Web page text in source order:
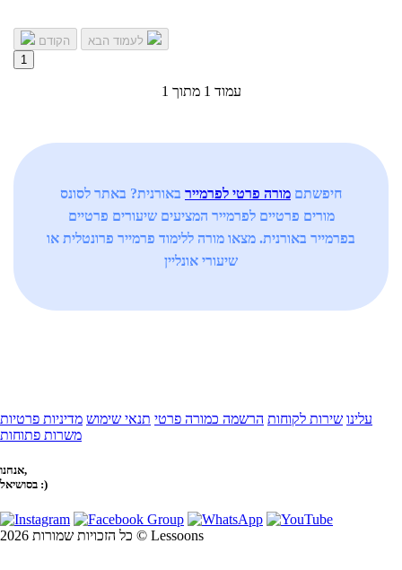
הקודם
1
עמוד 1 מתוך 1
חיפשתם מורה פרטי לפרמייר באורנית? באתר לסונס
מורים פרטיים לפרמייר המציעים שיעורים פרטיים
בפרמייר באורנית. מצאו מורה ללימוד פרמייר פרונטלית או
שיעורי אונליין
עלינו שירות לקוחות הרשמה כמורה פרטי תנאי שימוש מדיניות פרטיות
משרות פתוחות
אנחנו,
בסושיאל :)
כל הזכויות שמורות 2026 © Lessoons